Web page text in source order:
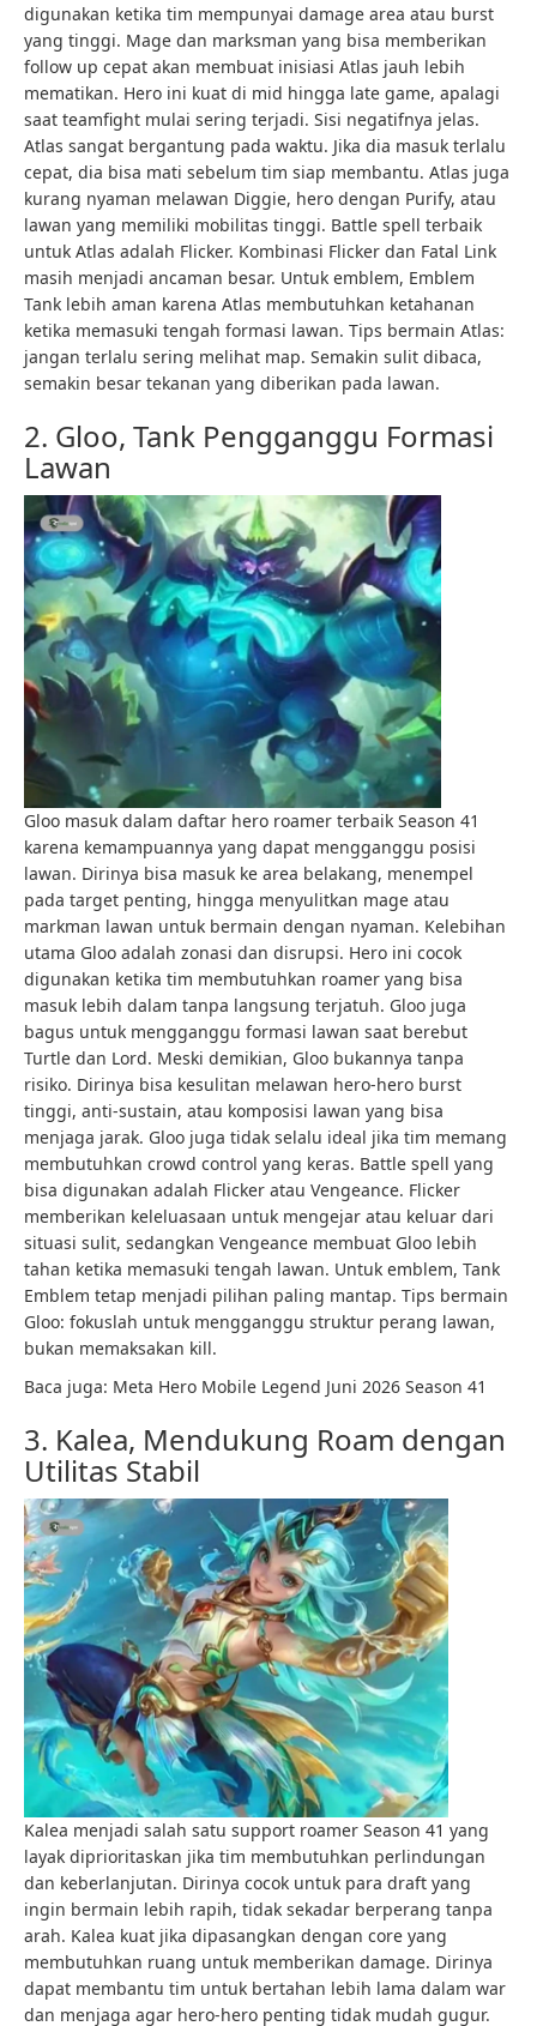
digunakan ketika tim mempunyai damage area atau burst
yang tinggi. Mage dan marksman yang bisa memberikan
follow up cepat akan membuat inisiasi Atlas jauh lebih
mematikan. Hero ini kuat di mid hingga late game, apalagi
saat teamfight mulai sering terjadi. Sisi negatifnya jelas.
Atlas sangat bergantung pada waktu. Jika dia masuk terlalu
cepat, dia bisa mati sebelum tim siap membantu. Atlas juga
kurang nyaman melawan Diggie, hero dengan Purify, atau
lawan yang memiliki mobilitas tinggi. Battle spell terbaik
untuk Atlas adalah Flicker. Kombinasi Flicker dan Fatal Link
masih menjadi ancaman besar. Untuk emblem, Emblem
Tank lebih aman karena Atlas membutuhkan ketahanan
ketika memasuki tengah formasi lawan. Tips bermain Atlas:
jangan terlalu sering melihat map. Semakin sulit dibaca,
semakin besar tekanan yang diberikan pada lawan.
2. Gloo, Tank Pengganggu Formasi
Lawan
Gloo masuk dalam daftar hero roamer terbaik Season 41
karena kemampuannya yang dapat mengganggu posisi
lawan. Dirinya bisa masuk ke area belakang, menempel
pada target penting, hingga menyulitkan mage atau
markman lawan untuk bermain dengan nyaman. Kelebihan
utama Gloo adalah zonasi dan disrupsi. Hero ini cocok
digunakan ketika tim membutuhkan roamer yang bisa
masuk lebih dalam tanpa langsung terjatuh. Gloo juga
bagus untuk mengganggu formasi lawan saat berebut
Turtle dan Lord. Meski demikian, Gloo bukannya tanpa
risiko. Dirinya bisa kesulitan melawan hero-hero burst
tinggi, anti-sustain, atau komposisi lawan yang bisa
menjaga jarak. Gloo juga tidak selalu ideal jika tim memang
membutuhkan crowd control yang keras. Battle spell yang
bisa digunakan adalah Flicker atau Vengeance. Flicker
memberikan keleluasaan untuk mengejar atau keluar dari
situasi sulit, sedangkan Vengeance membuat Gloo lebih
tahan ketika memasuki tengah lawan. Untuk emblem, Tank
Emblem tetap menjadi pilihan paling mantap. Tips bermain
Gloo: fokuslah untuk mengganggu struktur perang lawan,
bukan memaksakan kill.
Baca juga: Meta Hero Mobile Legend Juni 2026 Season 41
3. Kalea, Mendukung Roam dengan
Utilitas Stabil
Kalea menjadi salah satu support roamer Season 41 yang
layak diprioritaskan jika tim membutuhkan perlindungan
dan keberlanjutan. Dirinya cocok untuk para draft yang
ingin bermain lebih rapih, tidak sekadar berperang tanpa
arah. Kalea kuat jika dipasangkan dengan core yang
membutuhkan ruang untuk memberikan damage. Dirinya
dapat membantu tim untuk bertahan lebih lama dalam war
dan menjaga agar hero-hero penting tidak mudah gugur.